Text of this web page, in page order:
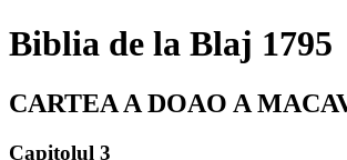
Biblia de la Blaj 1795
CARTEA A DOAO A
Capitolul 3